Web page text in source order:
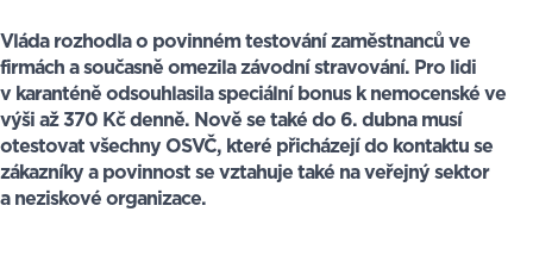
Vláda rozhodla o povinném testování zaměstnanců ve
firmách a současně omezila závodní stravování. Pro lidi
v karanténě odsouhlasila speciální bonus k nemocenské ve
výši až 370 Kč denně. Nově se také do 6. dubna musí
otestovat všechny OSVČ, které přicházejí do kontaktu se
zákazníky a povinnost se vztahuje také na veřejný sektor
a neziskové organizace.